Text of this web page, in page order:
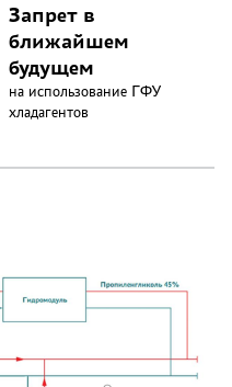
Запрет в
ближайшем
будущем
на использование ГФУ
хладагентов